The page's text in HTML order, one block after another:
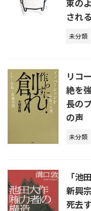
束の
される
未分類
リコ
絶を
長の
の声
未分類
「池
新興
死去